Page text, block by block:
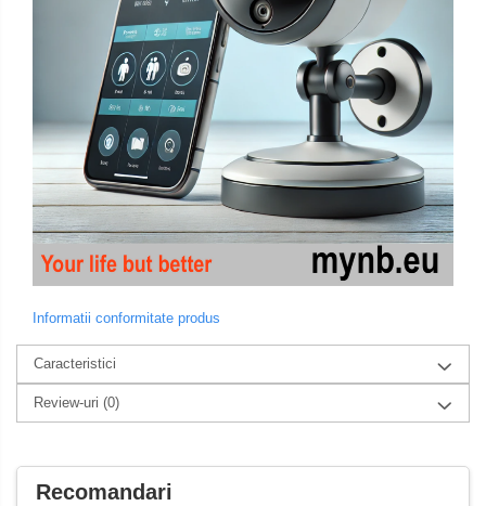
Informatii conformitate produs
Caracteristici
Review-uri (0)
Recomandari